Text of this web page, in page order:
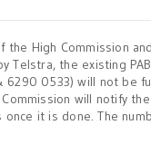
the High Commission
Telstra, the existing
6290 0533) will not be
will notify
it is done. The